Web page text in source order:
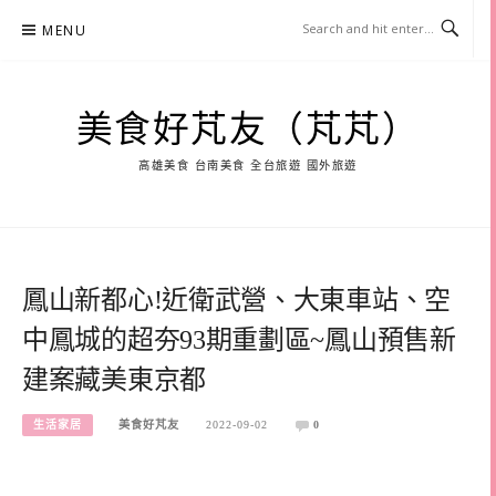
MENU
美食好芃友（芃芃）
高雄美食 台南美食 全台旅遊 國外旅遊
鳳山新都心!近衛武營、大東車站、空
中鳳城的超夯93期重劃區~鳳山預售新
建案藏美東京都
生活家居 美食好芃友 2022-09-02 0